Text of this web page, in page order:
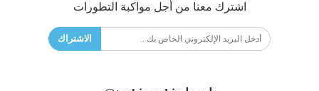
اشترك معنا من أجل مواكبة التطورات
الاشتراك